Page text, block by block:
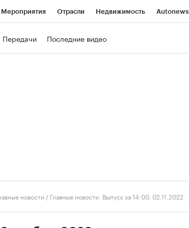
Мероприятия Отрасли Недвижимость Autonews
Передачи Последние видео
новости / Главные новости. Выпуск за 14:00, 02.11.2022